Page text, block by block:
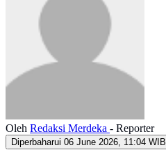
Oleh Redaksi Merdeka - Reporter
Diperbaharui 06 June 2026, 11:04 WIB